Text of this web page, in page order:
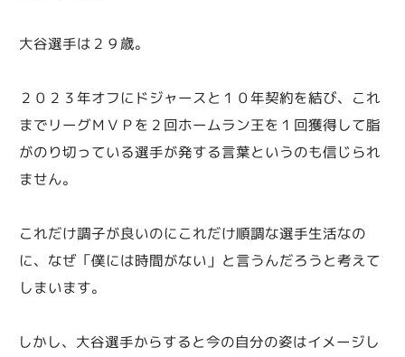
大谷選手は２９歳。
２０２３年オフにドジャースと１０年契約を結び、これ
までリーグＭＶＰを２回ホームラン王を１回獲得して脂
がのり切っている選手が発する言葉というのも信じられ
ません。
これだけ調子が良いのにこれだけ順調な選手生活なの
に、なぜ「僕には時間がない」と言うんだろうと考えて
しまいます。
しかし、大谷選手からすると今の自分の姿はイメージし